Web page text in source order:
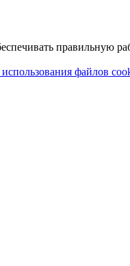
правильную
файлов